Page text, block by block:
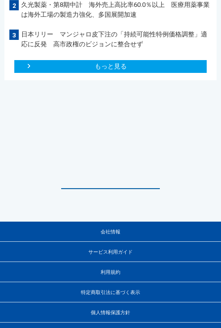
2
久光製薬・第8期中計 海外売上高比率60.0％以上 医療用薬事業
は海外工場の製造力強化、多国展開加速
3
日本リリー マンジャロ皮下注の「持続可能性特例価格調整」適
応に反発 高市政権のビジョンに整合せず
もっと見る
会社情報
サービス利用ガイド
利用規約
特定商取引法に基づく表示
個人情報保護方針